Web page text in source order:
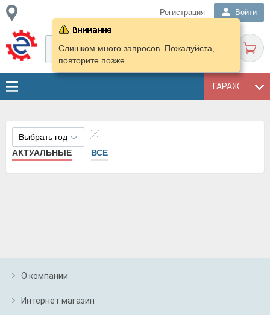
Регистрация Войти
ГАРАЖ
Слишком много запросов. Пожалуйста,
повторите позже.
Выбрать год
АКТУАЛЬНЫЕ
ВСЕ
О компании
Интернет магазин